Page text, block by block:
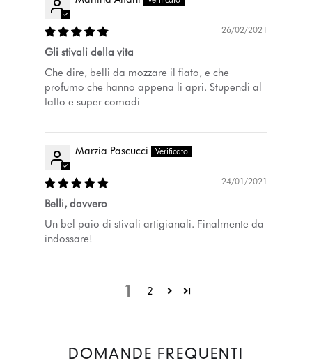
26/02/2021
Gli stivali della vita
Che dire, belli da mozzare il fiato, e che
profumo che hanno appena li apri. Stupendi al
tatto e super comodi
Marzia Pascucci
24/01/2021
Belli, davvero
Un bel paio di stivali artigianali. Finalmente da
indossare!
1 2
DOMANDE FREQUENTI